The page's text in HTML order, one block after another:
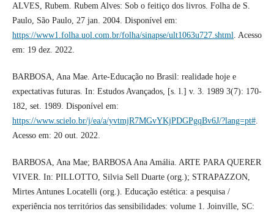
ALVES, Rubem. Rubem Alves: Sob o feitiço dos livros. Folha de S.
Paulo, São Paulo, 27 jan. 2004. Disponível em:
https://www1.folha.uol.com.br/folha/sinapse/ult1063u727.shtml . Acesso
em: 19 dez. 2022.
BARBOSA, Ana Mae. Arte-Educação no Brasil: realidade hoje e
expectativas futuras. In: Estudos Avançados, [s. l.] v. 3. 1989 3(7): 170-
182, set. 1989. Disponível em:
https://www.scielo.br/j/ea/a/yvtmjR7MGvYKjPDGPgqBv6J/?lang=pt#.
Acesso em: 20 out. 2022.
BARBOSA, Ana Mae; BARBOSA Ana Amália. ARTE PARA QUERER
VIVER. In: PILLOTTO, Silvia Sell Duarte (org.); STRAPAZZON,
Mirtes Antunes Locatelli (org.). Educação estética: a pesquisa /
experiência nos territórios das sensibilidades: volume 1. Joinville, SC: